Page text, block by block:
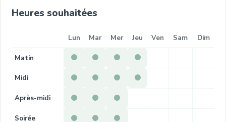
Heures souhaitées
Lun Mar Mer Jeu Ven Sam Dim
Matin
Midi
Après-midi
Soirée